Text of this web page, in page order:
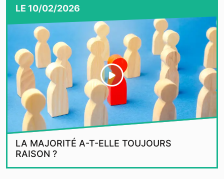
LE 10/02/2026
LA MAJORITÉ A-T-ELLE TOUJOURS
RAISON ?